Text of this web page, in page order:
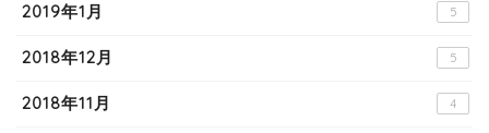
2019年1月 5
2018年12月 5
2018年11月 4